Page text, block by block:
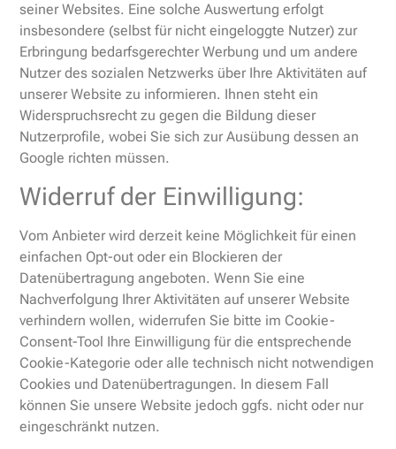
seiner Websites. Eine solche Auswertung erfolgt
insbesondere (selbst für nicht eingeloggte Nutzer) zur
Erbringung bedarfsgerechter Werbung und um andere
Nutzer des sozialen Netzwerks über Ihre Aktivitäten auf
unserer Website zu informieren. Ihnen steht ein
Widerspruchsrecht zu gegen die Bildung dieser
Nutzerprofile, wobei Sie sich zur Ausübung dessen an
Google richten müssen.
Widerruf der Einwilligung:
Vom Anbieter wird derzeit keine Möglichkeit für einen
einfachen Opt-out oder ein Blockieren der
Datenübertragung angeboten. Wenn Sie eine
Nachverfolgung Ihrer Aktivitäten auf unserer Website
verhindern wollen, widerrufen Sie bitte im Cookie-
Consent-Tool Ihre Einwilligung für die entsprechende
Cookie-Kategorie oder alle technisch nicht notwendigen
Cookies und Datenübertragungen. In diesem Fall
können Sie unsere Website jedoch ggfs. nicht oder nur
eingeschränkt nutzen.